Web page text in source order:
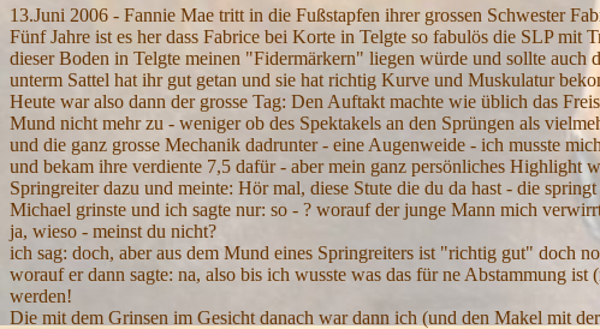
13.Juni 2006 - Fannie Mae tritt in die Fußstapfen ihrer grossen Schwester
Fünf Jahre ist es her dass Fabrice bei Korte in Telgte so fabulös die SLP mit
dieser Boden in Telgte meinen "Fidermärkern" liegen würde und sollte
unterm Sattel hat ihr gut getan und sie hat richtig Kurve und Muskulatur
Heute war also dann der grosse Tag: Den Auftakt machte wie üblich das
Mund nicht mehr zu - weniger ob des Spektakels an den Sprüngen als
und die ganz grosse Mechanik dadrunter - eine Augenweide - ich musste
und bekam ihre verdiente 7,5 dafür - aber mein ganz persönliches Highlight
Springreiter dazu und meinte: Hör mal, diese Stute die du da hast - die
Michael grinste und ich sagte nur: so - ? worauf der junge Mann mich
ja, wieso - meinst du nicht?
ich sag: doch, aber aus dem Mund eines Springreiters ist "richtig gut" doch
worauf er dann sagte: na, also bis ich wusste was das für ne Abstammung
werden!
Die mit dem Grinsen im Gesicht danach war dann ich (und den Makel mit